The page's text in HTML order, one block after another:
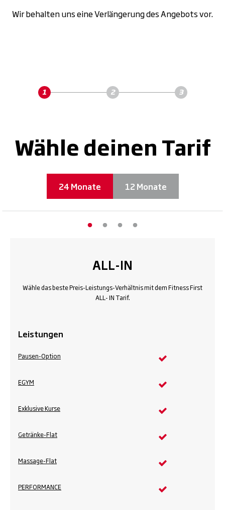
Wir behalten uns eine Verlängerung des Angebots vor.
Wähle deinen Tarif
24 Monate 12 Monate
ALL-IN
Wähle das beste Preis-Leistungs-Verhältnis mit dem Fitness First
ALL- IN Tarif.
Leistungen
Pausen-Option
EGYM
Exklusive Kurse
Getränke-Flat
Massage-Flat
PERFORMANCE